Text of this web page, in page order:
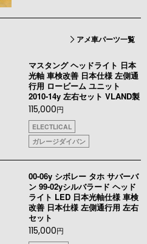
アメ車パーツ一覧
マスタング ヘッドライト 日本
光軸 車検改善 日本仕様 左側通
行用 ロービーム ユニット
2010-14y 左右セット VLAND製
115,000円
ELECTLICAL
ガレージダイバン
00-06y シボレー タホ サバーバ
ン 99-02yシルバラード ヘッド
ライト LED 日本光軸仕様 車検
改善 日本仕様 左側通行用 左右
セット
115,000円